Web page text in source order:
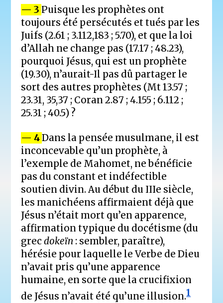
— 3 Puisque les prophètes ont
toujours été persécutés et tués par les
Juifs (2.61 ; 3.112,183 ; 5.70), et que la loi
d’Allah ne change pas (17.17 ; 48.23),
pourquoi Jésus, qui est un prophète
(19.30), n’aurait-Il pas dû partager le
sort des autres prophètes (Mt 13.57 ;
23.31, 35,37 ; Coran 2.87 ; 4.155 ; 6.112 ;
25.31 ; 40.5) ?
— 4Dans la pensée musulmane, il est
inconcevable qu’un prophète, à
l’exemple de Mahomet, ne bénéficie
pas du constant et indéfectible
soutien divin. Au début du IIIe siècle,
les manichéens affirmaient déjà que
Jésus n’était mort qu’en apparence,
affirmation typique du docétisme (du
grecdokeïn : sembler, paraître),
hérésie pour laquelle le Verbe de Dieu
n’avait pris qu’une apparence
humaine, en sorte que la crucifixion
de Jésus n’avait été qu’une illusion.1